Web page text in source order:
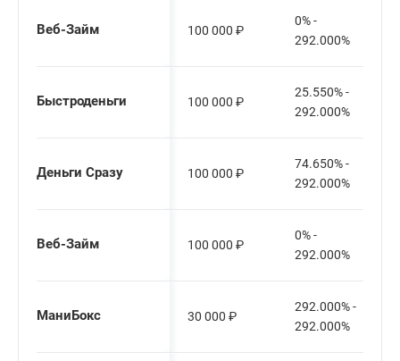
Веб-Займ 100 000 ₽
0% -
292.000%
Быстроденьги 100 000 ₽
25.550% -
292.000%
Деньги Сразу 100 000 ₽
74.650% -
292.000%
Веб-Займ 100 000 ₽
0% -
292.000%
МаниБокс 30 000 ₽
292.000% -
292.000%